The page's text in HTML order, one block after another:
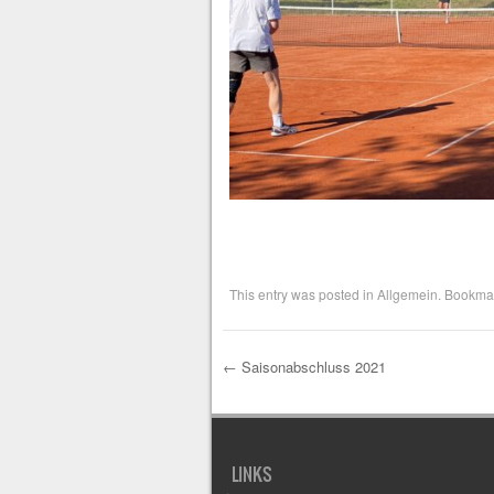
This entry was posted in Allgemein .
Post navigation
← Saisonabschluss 2021
LINKS